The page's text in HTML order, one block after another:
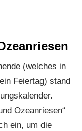
(welches in
Feiertag) stand
Ozeanriesen“
ein, um die